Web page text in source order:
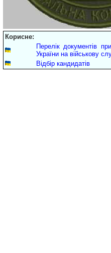
Корисне:
Перелік документів
України на військову
Відбір кандидатів